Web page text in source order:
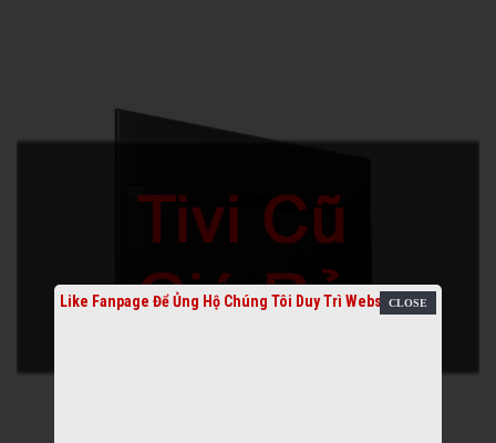
Like Fanpage Để Ủng Hộ Chúng Tôi Duy Trì Website